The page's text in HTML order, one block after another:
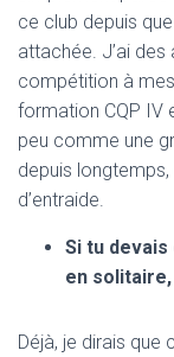
ce club depuis
attachée. J’ai
compétition à
formation CQP IV
peu comme une
depuis
d’entraide.
Si tu
en
Déjà, je dirais que